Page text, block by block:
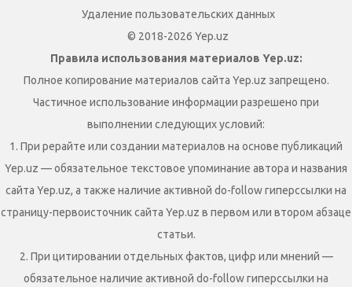
Удаление пользовательских данных
© 2018-2026 Yep.uz
Правила использования материалов Yep.uz:
Полное копирование материалов сайта Yep.uz запрещено.
Частичное использование информации разрешено при
выполнении следующих условий:
1. При рерайте или создании материалов на основе публикаций
Yep.uz — обязательное текстовое упоминание автора и названия
сайта Yep.uz, а также наличие активной do-follow гиперссылки на
страницу-первоисточник сайта Yep.uz в первом или втором абзаце
статьи.
2. При цитировании отдельных фактов, цифр или мнений —
обязательное наличие активной do-follow гиперссылки на